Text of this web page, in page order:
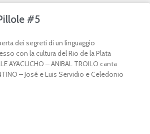
#5
dei segreti di un linguaggio
con la cultura del Rio de la Plata
AYACUCHO – ANIBAL TROILO canta
– José e Luis Servidio e Celedonio